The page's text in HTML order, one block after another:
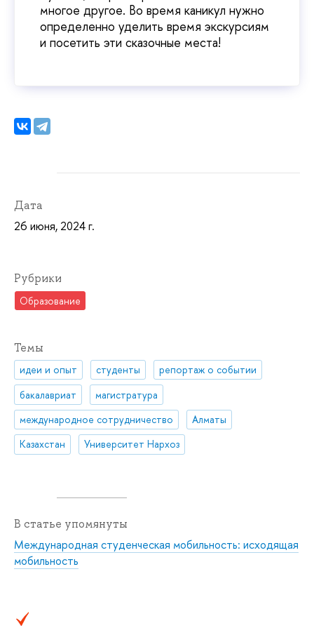
многое другое. Во время каникул нужно
определенно уделить время экскурсиям
и посетить эти сказочные места!
Дата
26 июня, 2024 г.
Рубрики
Образование
Темы
идеи и опыт студенты
репортаж о событии
бакалавриат
магистратура
международное сотрудничество
Алматы
Казахстан
Университет Нархоз
В статье упомянуты
Международная студенческая мобильность: исходящая
мобильность